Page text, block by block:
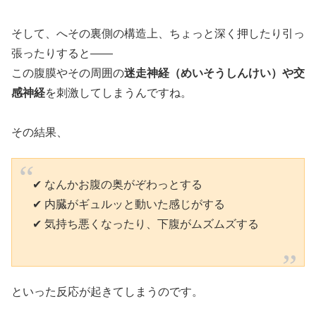
そして、へその裏側の構造上、ちょっと深く押したり引っ
張ったりすると――
この腹膜やその周囲の迷走神経（めいそうしんけい）や交
感神経を刺激してしまうんですね。
その結果、
✔ なんかお腹の奥がぞわっとする
✔ 内臓がギュルッと動いた感じがする
✔ 気持ち悪くなったり、下腹がムズムズする
といった反応が起きてしまうのです。